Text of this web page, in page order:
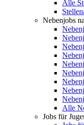
Alle
Nebenjobs
Alle
Jobs für